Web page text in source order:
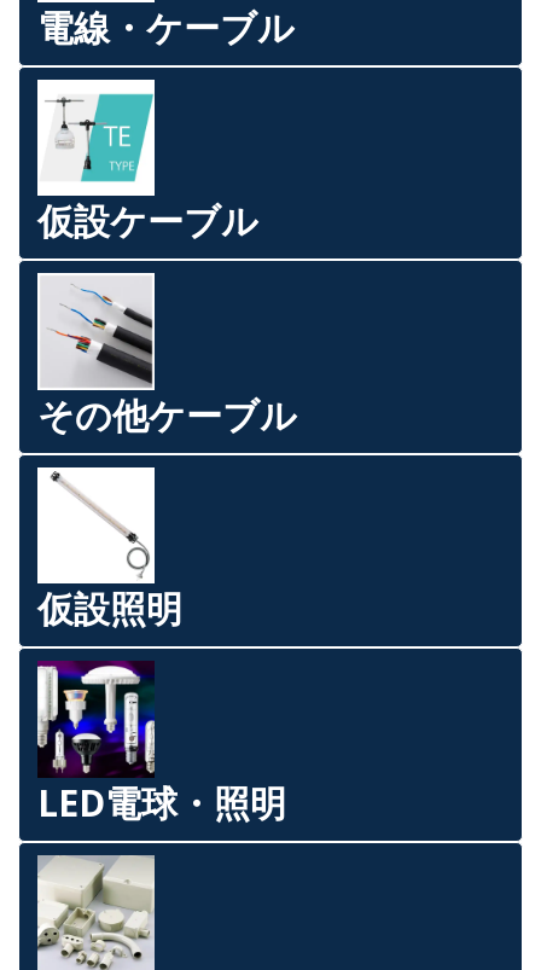
電線・ケーブル
仮設ケーブル
その他ケーブル
仮設照明
LED電球・照明